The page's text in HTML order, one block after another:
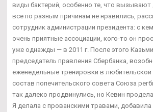
виды бактерий, особенно те, что
все по разным причинам не нравились,
сотрудник администрации президента: с
очень приятные ассоциации, кого-то он
уже однажды — в 2011 г. После этого
председатель правления Сбербанка,
еженедельные тренировки в
состав попечительского совета Союза
так далеко продвинулись, но Кевин
Я делала с прованскими травами,